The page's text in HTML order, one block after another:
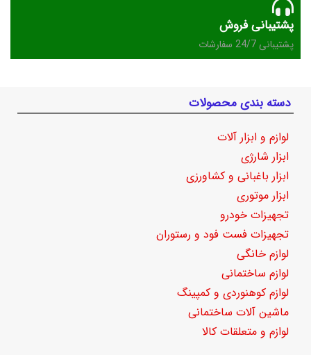
پشتیبانی فروش
پشتیبانی 24/7 سفارشات
دسته بندی محصولات
لوازم و ابزار آلات
ابزار شارژی
ابزار باغبانی و کشاورزی
ابزار موتوری
تجهیزات خودرو
تجهیزات فست فود و رستوران
لوازم خانگی
لوازم ساختمانی
لوازم کوهنوردی و کمپینگ
ماشین آلات ساختمانی
لوازم و متعلقات کالا